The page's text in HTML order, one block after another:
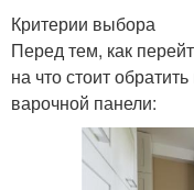
Критерии выбора
Перед тем, как
на что стоит
варочной панели: